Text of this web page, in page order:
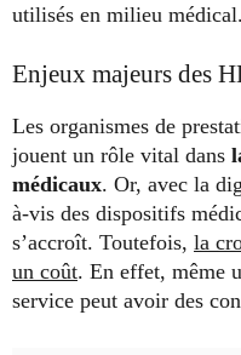
utilisés en milieu médical.
Enjeux majeurs des
Les organismes de
jouent un rôle vital dans
médicaux. Or, avec la
à-vis des dispositifs
s’accroît. Toutefois, la
un coût. En effet, même
service peut avoir des